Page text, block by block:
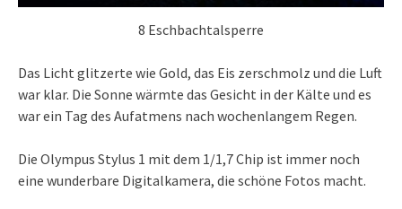
8 Eschbachtalsperre
Das Licht glitzerte wie Gold, das Eis zerschmolz und die Luft
war klar. Die Sonne wärmte das Gesicht in der Kälte und es
war ein Tag des Aufatmens nach wochenlangem Regen.
Die Olympus Stylus 1 mit dem 1/1,7 Chip ist immer noch
eine wunderbare Digitalkamera, die schöne Fotos macht.